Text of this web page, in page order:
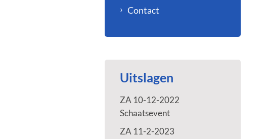
Contact
Uitslagen
ZA 10-12-2022
Schaatsevent
ZA 11-2-2023